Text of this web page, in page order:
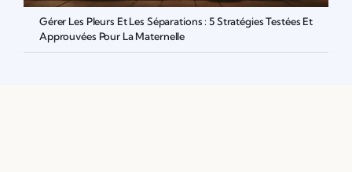
Gérer Les Pleurs Et Les Séparations : 5 Stratégies Testées Et
Approuvées Pour La Maternelle